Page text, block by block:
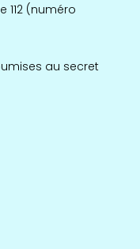
112 (numéro
au secret